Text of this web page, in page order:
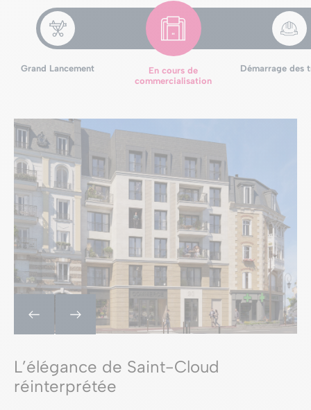
L’élégance de Saint-Cloud
réinterprétée
Grand Lancement
En cours de
commercialisation
Démarrage des